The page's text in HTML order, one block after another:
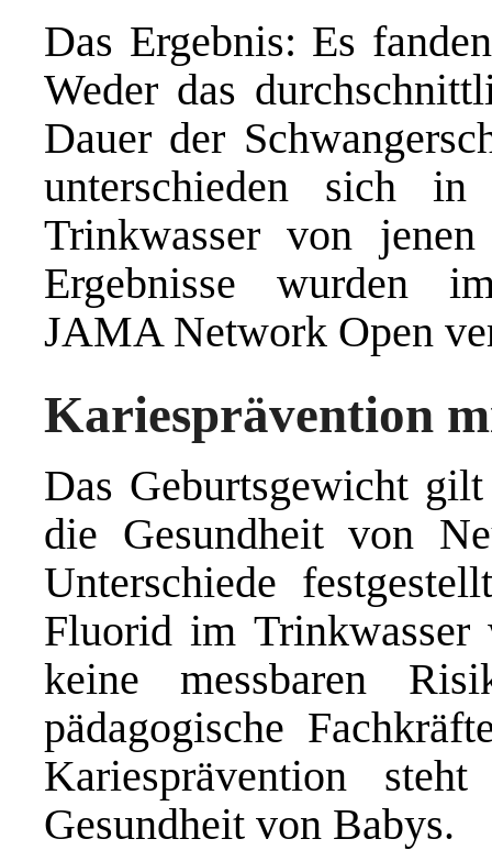
Das Ergebnis: Es
Weder das
Dauer der
unterschieden sich
Trinkwasser von
Ergebnisse wurden
JAMA Network Open
Kariesprävention
Das Geburtsgewicht
die Gesundheit von
Unterschiede
Fluorid im Trinkwasser
keine messbaren
pädagogische
Kariesprävention
Gesundheit von Babys.